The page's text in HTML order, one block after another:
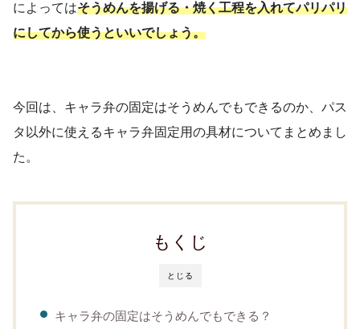
によってはそうめんを揚げる・焼く工程を入れてパリパリ
にしてから使うといいでしょう。
今回は、キャラ弁の固定はそうめんでもできるのか、パス
タ以外に使えるキャラ弁固定用の具材についてまとめまし
た。
とじる
もくじ
キャラ弁の固定はそうめんでもできる？